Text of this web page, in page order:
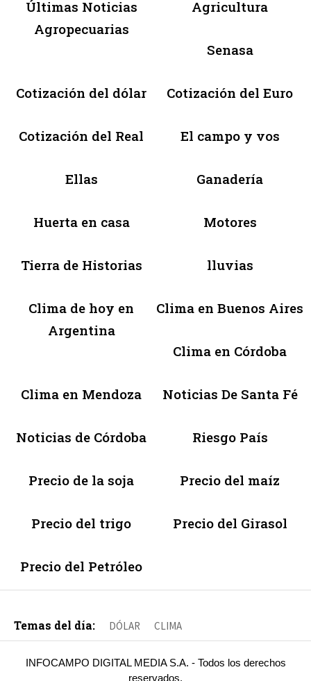
Últimas Noticias
Agropecuarias
Agricultura
Senasa
Cotización del dólar Cotización del Euro
Cotización del Real El campo y vos
Ellas Ganadería
Huerta en casa Motores
Tierra de Historias lluvias
Clima de hoy en
Argentina
Clima en Buenos Aires
Clima en Córdoba
Clima en Mendoza Noticias De Santa Fé
Noticias de Córdoba Riesgo País
Precio de la soja Precio del maíz
Precio del trigo Precio del Girasol
Precio del Petróleo
Temas del día: DÓLAR CLIMA
INFOCAMPO DIGITAL MEDIA S.A. - Todos los derechos
reservados.